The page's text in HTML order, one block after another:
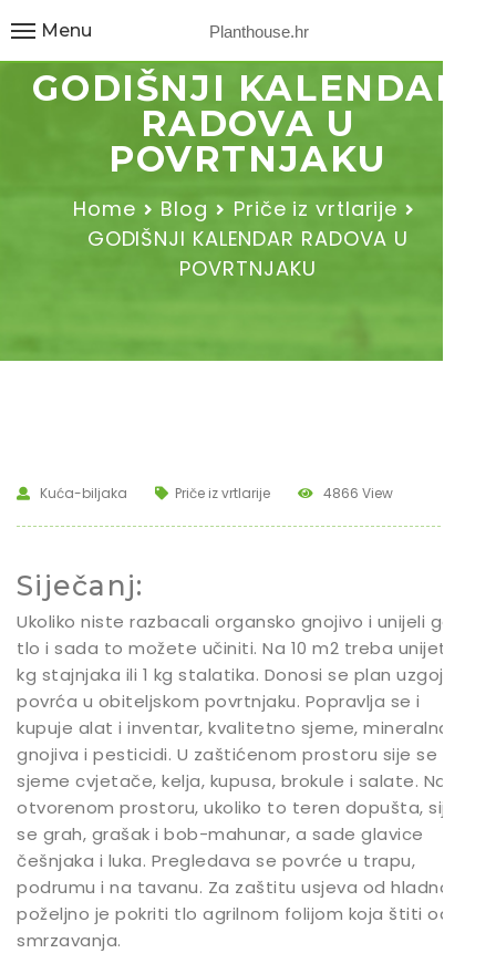
Planthouse.hr
Menu
GODIŠNJI KALENDAR
RADOVA U
POVRTNJAKU
Home Blog
Priče iz vrtlarije
GODIŠNJI KALENDAR RADOVA U
POVRTNJAKU
Kuća-biljaka Priče iz vrtlarije 4866 View
Siječanj:
Ukoliko niste razbacali organsko gnojivo i unijeli ga u
tlo i sada to možete učiniti. Na 10 m2 treba unijeti 30
kg stajnjaka ili 1 kg stalatika. Donosi se plan uzgoja
povrća u obiteljskom povrtnjaku. Popravlja se i
kupuje alat i inventar, kvalitetno sjeme, mineralna
gnojiva i pesticidi. U zaštićenom prostoru sije se
sjeme cvjetače, kelja, kupusa, brokule i salate. Na
otvorenom prostoru, ukoliko to teren dopušta, sije
se grah, grašak i bob-mahunar, a sade glavice
češnjaka i luka. Pregledava se povrće u trapu,
podrumu i na tavanu. Za zaštitu usjeva od hladnoće
poželjno je pokriti tlo agrilnom folijom koja štiti od
smrzavanja.